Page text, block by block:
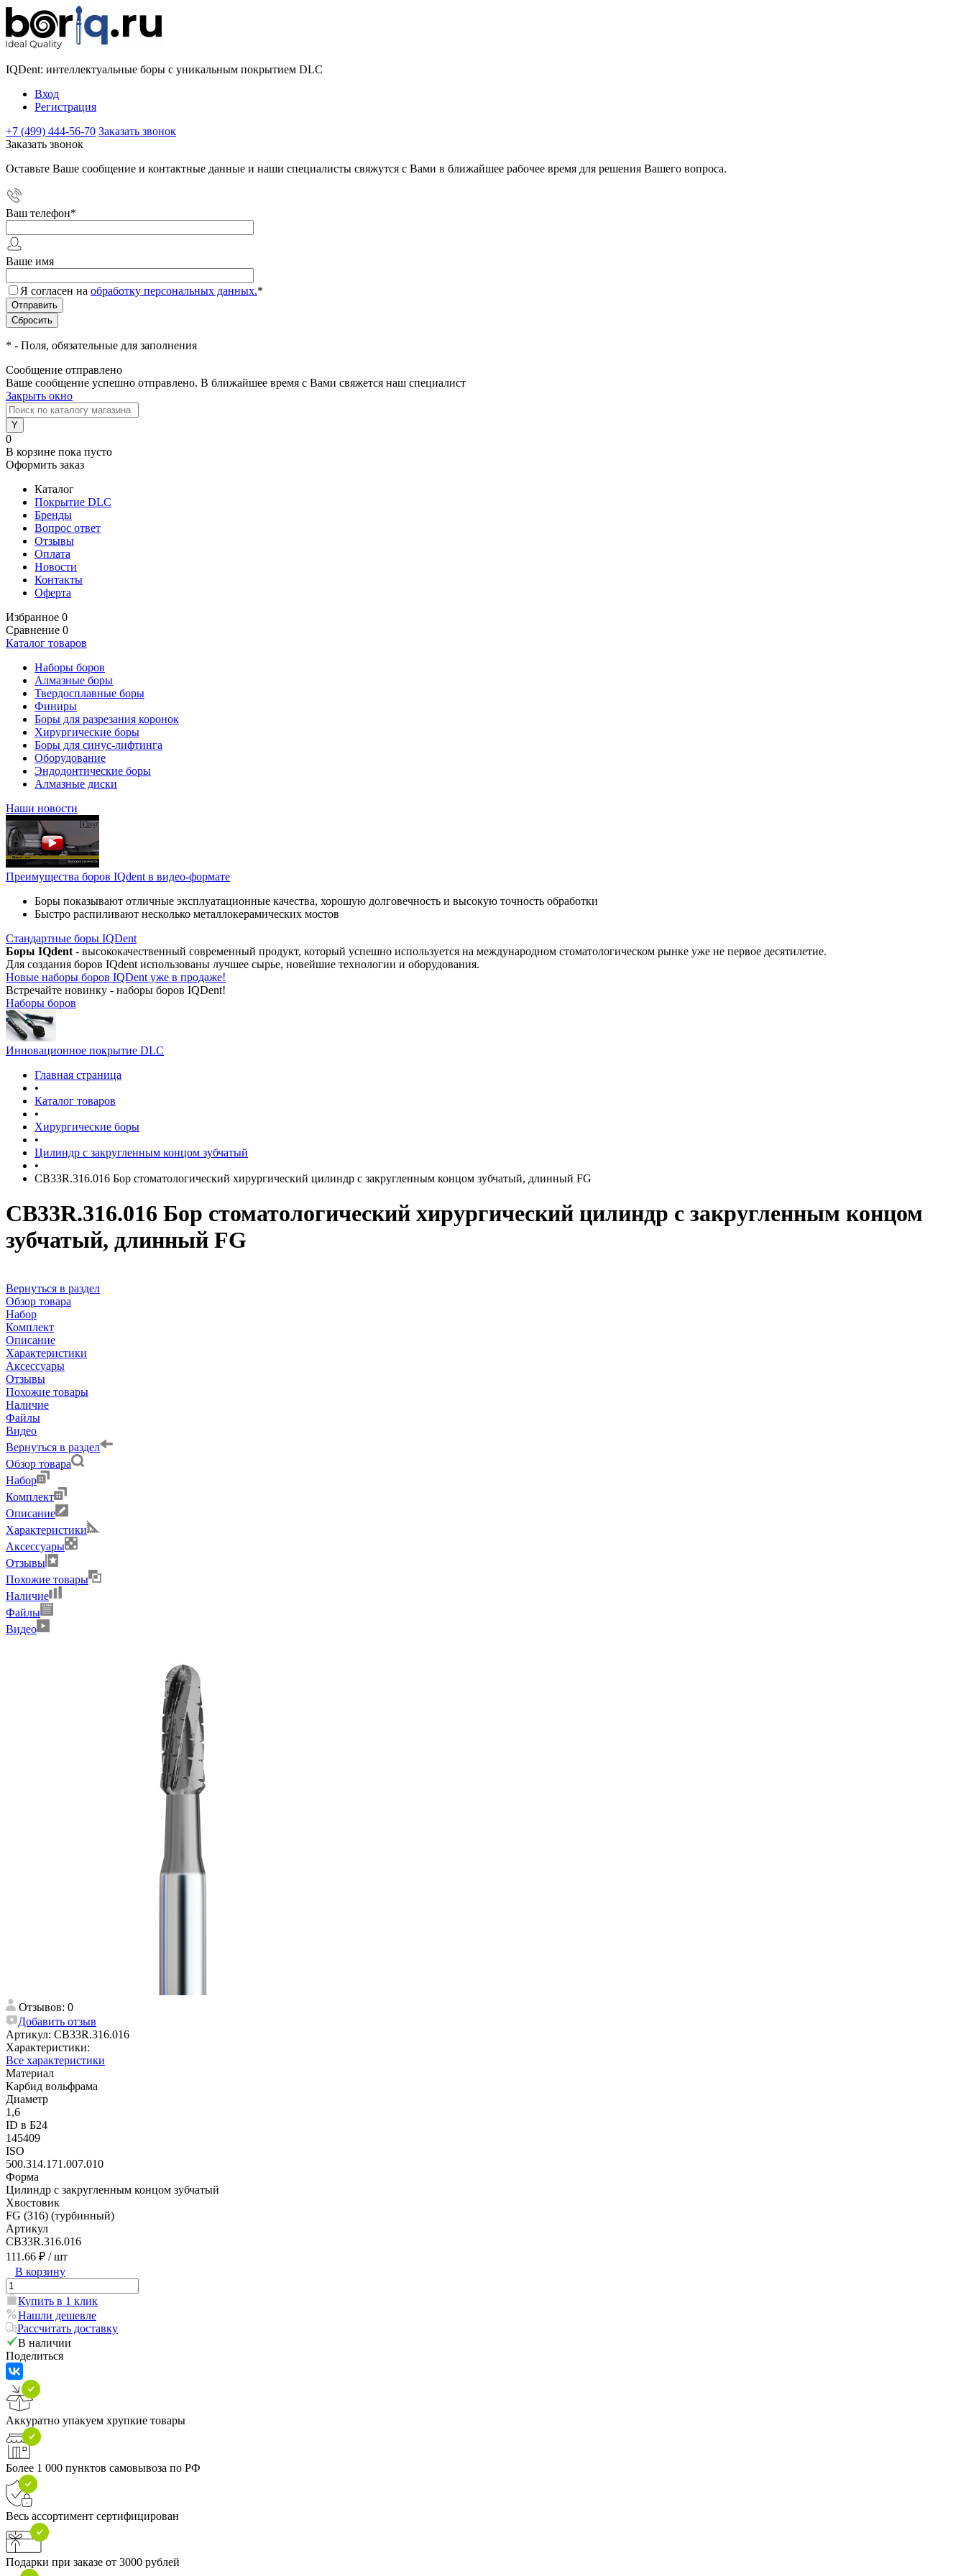
IQDent: интеллектуальные боры с уникальным покрытием DLC
Вход
Регистрация
+7 (499) 444-56-70 Заказать звонок
Заказать звонок
Оставьте Ваше сообщение и контактные данные и наши специалисты свяжутся с Вами в ближайшее рабочее время для решения Вашего вопроса.
Ваш телефон*
Ваше имя
Я согласен на обработку персональных данных.*
* - Поля, обязательные для заполнения
Сообщение отправлено
Ваше сообщение успешно отправлено. В ближайшее время с Вами свяжется наш специалист
Закрыть окно
0
В корзине пока пусто
Оформить заказ
Каталог
Покрытие DLC
Бренды
Вопрос ответ
Отзывы
Оплата
Новости
Контакты
Оферта
Избранное 0
Сравнение 0
Каталог товаров
Наборы боров
Алмазные боры
Твердосплавные боры
Финиры
Боры для разрезания коронок
Хирургические боры
Боры для синус-лифтинга
Оборудование
Эндодонтические боры
Алмазные диски
Наши новости
Преимущества боров IQdent в видео-формате
Боры показывают отличные эксплуатационные качества, хорошую долговечность и высокую точность обработки
Быстро распиливают несколько металлокерамических мостов
Стандартные боры IQDent
Боры IQdent - высококачественный современный продукт, который успешно используется на международном стоматологическом рынке уже не первое десятилетие.
Для создания боров IQdent использованы лучшее сырье, новейшие технологии и оборудования.
Новые наборы боров IQDent уже в продаже!
Встречайте новинку - наборы боров IQDent!
Наборы боров
Инновационное покрытие DLC
Главная страница
•
Каталог товаров
•
Хирургические боры
•
Цилиндр с закругленным концом зубчатый
•
CB33R.316.016 Бор стоматологический хирургический цилиндр с закругленным концом зубчатый, длинный FG
CB33R.316.016 Бор стоматологический хирургический цилиндр с закругленным концом
зубчатый, длинный FG
Вернуться в раздел
Обзор товара
Набор
Комплект
Описание
Характеристики
Аксессуары
Отзывы
Похожие товары
Наличие
Файлы
Видео
Вернуться в раздел
Обзор товара
Набор
Комплект
Описание
Характеристики
Аксессуары
Отзывы
Похожие товары
Наличие
Файлы
Видео
Отзывов: 0
Добавить отзыв
Артикул: CB33R.316.016
Характеристики:
Все характеристики
Материал
Карбид вольфрама
Диаметр
1,6
ID в Б24
145409
ISO
500.314.171.007.010
Форма
Цилиндр с закругленным концом зубчатый
Хвостовик
FG (316) (турбинный)
Артикул
CB33R.316.016
111.66 ₽ / шт
В корзину
Купить в 1 клик
Нашли дешевле
Рассчитать доставку
В наличии
Поделиться
Аккуратно упакуем хрупкие товары
Более 1 000 пунктов самовывоза по РФ
Весь ассортимент сертифицирован
Подарки при заказе от 3000 рублей